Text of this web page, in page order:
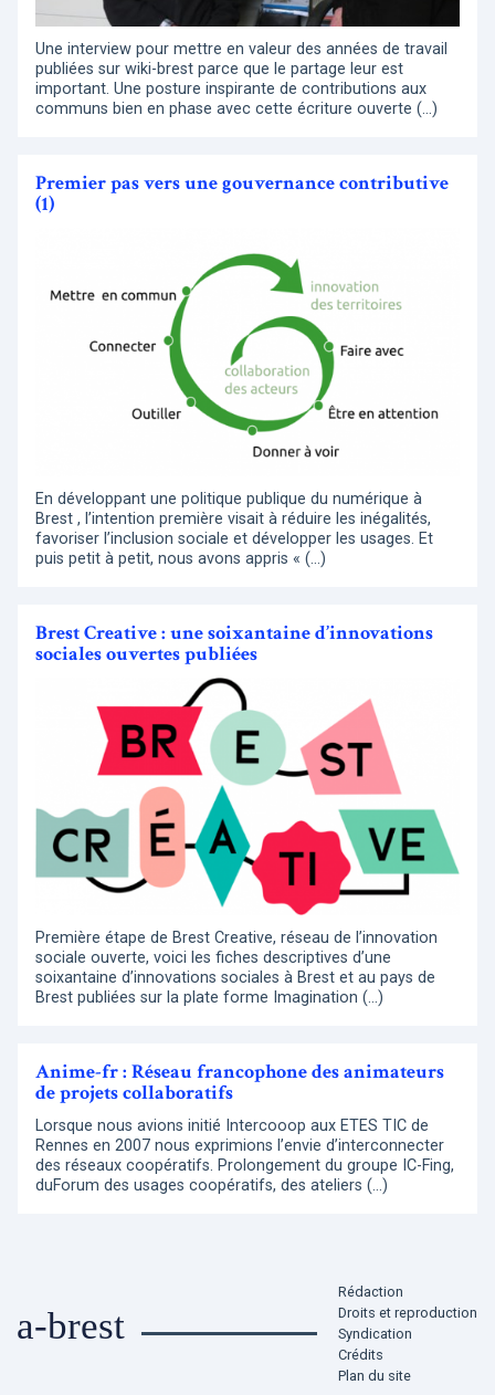
Une interview pour mettre en valeur des années de travail
publiées sur wiki-brest parce que le partage leur est
important. Une posture inspirante de contributions aux
communs bien en phase avec cette écriture ouverte (…)
Premier pas vers une gouvernance contributive
(1)
En développant une politique publique du numérique à
Brest , l’intention première visait à réduire les inégalités,
favoriser l’inclusion sociale et développer les usages. Et
puis petit à petit, nous avons appris « (…)
Brest Creative : une soixantaine d’innovations
sociales ouvertes publiées
Première étape de Brest Creative, réseau de l’innovation
sociale ouverte, voici les fiches descriptives d’une
soixantaine d’innovations sociales à Brest et au pays de
Brest publiées sur la plate forme Imagination (…)
Anime-fr : Réseau francophone des animateurs
de projets collaboratifs
Lorsque nous avions initié Intercooop aux ETES TIC de
Rennes en 2007 nous exprimions l’envie d’interconnecter
des réseaux coopératifs. Prolongement du groupe IC-Fing,
duForum des usages coopératifs, des ateliers (…)
a-brest
Rédaction
Droits et reproduction
Syndication
Crédits
Plan du site